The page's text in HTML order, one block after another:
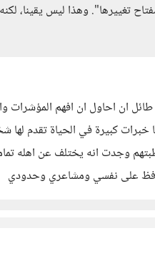
تغييرها". وهذا ليس يقينا،
ان احاول ان افهم المؤشرات
خبرات كبيرة في الحياة تقدم
وجدت انه يختلف عن اهله
على نفسي ومشاعري وحدودي